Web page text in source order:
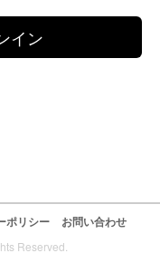
イン
ポリシー お問い合わせ
Reserved.